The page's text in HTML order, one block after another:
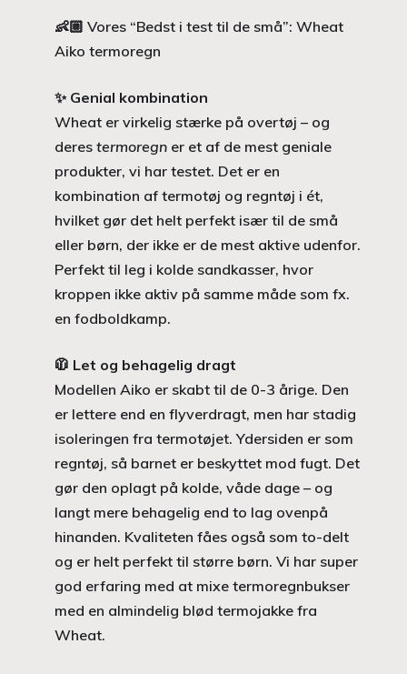
👶🏼 Vores “Bedst i test til de små”: Wheat
Aiko termoregn
✨ Genial kombination
Wheat er virkelig stærke på overtøj – og
deres termoregn er et af de mest geniale
produkter, vi har testet. Det er en
kombination af termotøj og regntøj i ét,
hvilket gør det helt perfekt især til de små
eller børn, der ikke er de mest aktive udenfor.
Perfekt til leg i kolde sandkasser, hvor
kroppen ikke aktiv på samme måde som fx.
en fodboldkamp.
🧥 Let og behagelig dragt
Modellen Aiko er skabt til de 0-3 årige. Den
er lettere end en flyverdragt, men har stadig
isoleringen fra termotøjet. Ydersiden er som
regntøj, så barnet er beskyttet mod fugt. Det
gør den oplagt på kolde, våde dage – og
langt mere behagelig end to lag ovenpå
hinanden. Kvaliteten fåes også som to-delt
og er helt perfekt til større børn. Vi har super
god erfaring med at mixe termoregnbukser
med en almindelig blød termojakke fra
Wheat.